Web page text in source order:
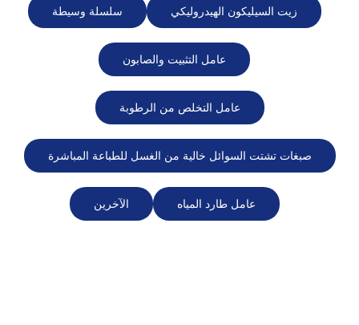
زيت السيليكون الهيدروليكي سلسلة وسيطة
عامل التثبيت والصابون
عامل التخلص من الرطوبة
صبغات تشتت السوائل خالية من الغسل للطباعة المباشرة
عامل طارد المياه الآخرين